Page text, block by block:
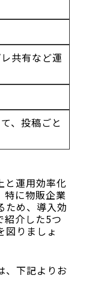
共有など運
、投稿ごと
と運用効率化
特に物販企業
ため、導入効
紹介した5つ
図りましょ
、下記よりお